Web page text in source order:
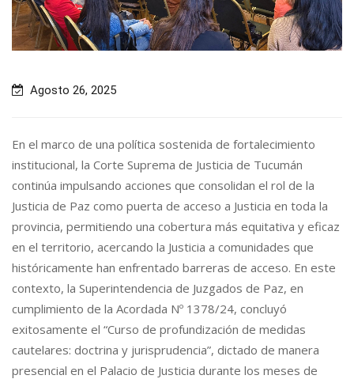
Agosto 26, 2025
En el marco de una política sostenida de fortalecimiento
institucional, la Corte Suprema de Justicia de Tucumán
continúa impulsando acciones que consolidan el rol de la
Justicia de Paz como puerta de acceso a Justicia en toda la
provincia, permitiendo una cobertura más equitativa y eficaz
en el territorio, acercando la Justicia a comunidades que
históricamente han enfrentado barreras de acceso. En este
contexto, la Superintendencia de Juzgados de Paz, en
cumplimiento de la Acordada Nº 1378/24, concluyó
exitosamente el “Curso de profundización de medidas
cautelares: doctrina y jurisprudencia”, dictado de manera
presencial en el Palacio de Justicia durante los meses de